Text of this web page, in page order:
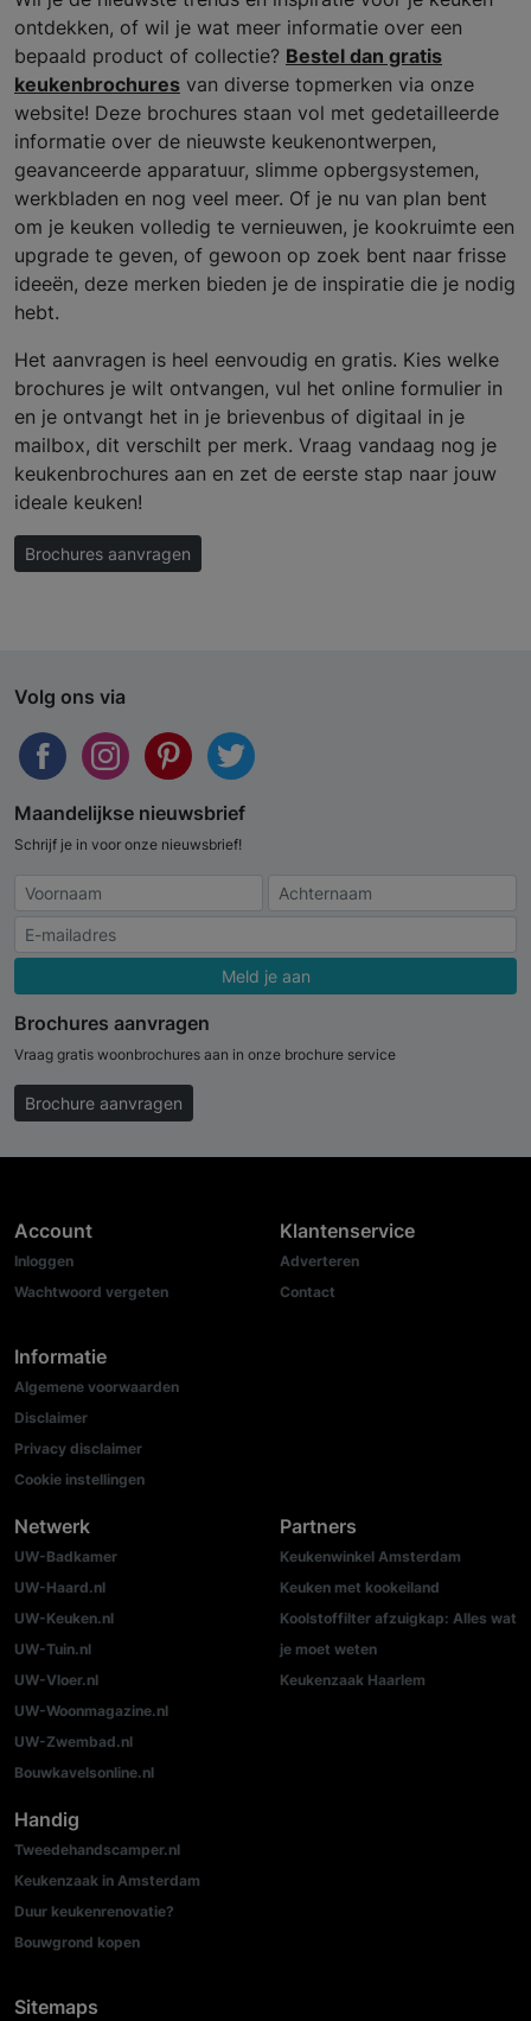
ontdekken, of wil je wat meer informatie over een
bepaald product of collectie? Bestel dan gratis
keukenbrochures van diverse topmerken via onze
website! Deze brochures staan vol met gedetailleerde
informatie over de nieuwste keukenontwerpen,
geavanceerde apparatuur, slimme opbergsystemen,
werkbladen en nog veel meer. Of je nu van plan bent
om je keuken volledig te vernieuwen, je kookruimte een
upgrade te geven, of gewoon op zoek bent naar frisse
ideeën, deze merken bieden je de inspiratie die je nodig
hebt.
Het aanvragen is heel eenvoudig en gratis. Kies welke
brochures je wilt ontvangen, vul het online formulier in
en je ontvangt het in je brievenbus of digitaal in je
mailbox, dit verschilt per merk. Vraag vandaag nog je
keukenbrochures aan en zet de eerste stap naar jouw
ideale keuken!
Brochures aanvragen
Volg ons via
Maandelijkse nieuwsbrief
Schrijf je in voor onze nieuwsbrief!
Meld je aan
Brochures aanvragen
Vraag gratis woonbrochures aan in onze brochure service
Brochure aanvragen
Account
Inloggen
Wachtwoord vergeten
Informatie
Algemene voorwaarden
Disclaimer
Privacy disclaimer
Cookie instellingen
Klantenservice
Adverteren
Contact
Netwerk
UW-Badkamer
UW-Haard.nl
UW-Keuken.nl
UW-Tuin.nl
UW-Vloer.nl
UW-Woonmagazine.nl
UW-Zwembad.nl
Bouwkavelsonline.nl
Partners
Keukenwinkel Amsterdam
Keuken met kookeiland
Koolstoffilter afzuigkap: Alles wat
je moet weten
Keukenzaak Haarlem
Handig
Tweedehandscamper.nl
Keukenzaak in Amsterdam
Duur keukenrenovatie?
Bouwgrond kopen
Sitemaps